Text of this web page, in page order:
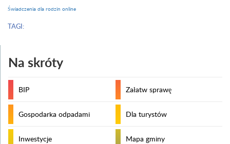
Świadczenia dla rodzin online
TAGI:
Na skróty
BIP Załatw sprawę
Gospodarka odpadami Dla turystów
Inwestycje Mapa gminy